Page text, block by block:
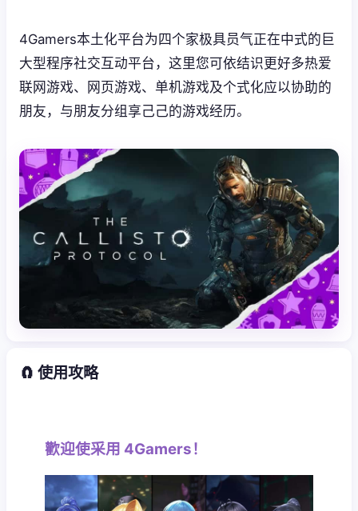
4Gamers本土化平台为四个家极具员气正在中式的巨
大型程序社交互动平台，这里您可依结识更好多热爱
联网游戏、网页游戏、单机游戏及个式化应以协助的
朋友，与朋友分组享己己的游戏经历。
🧲 使用攻略
歡迎使采用 4Gamers！